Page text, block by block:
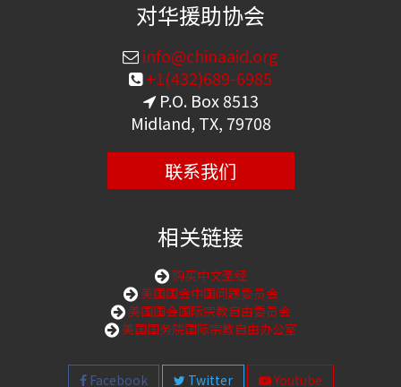
对华援助协会
info@chinaaid.org
+1(432)689-6985
P.O. Box 8513
Midland, TX, 79708
联系我们
相关链接
购买中文圣经
美国国会中国问题委员会
美国国会国际宗教自由委员会
美国国务院国际宗教自由办公室
Facebook Twitter Youtube